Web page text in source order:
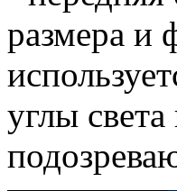
размера и
углы